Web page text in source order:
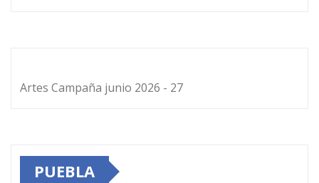
Artes Campaña junio 2026 - 27
PUEBLA